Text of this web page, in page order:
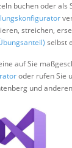
buchen oder als
streichen,
selbst
auf Sie
oder rufen Sie
und